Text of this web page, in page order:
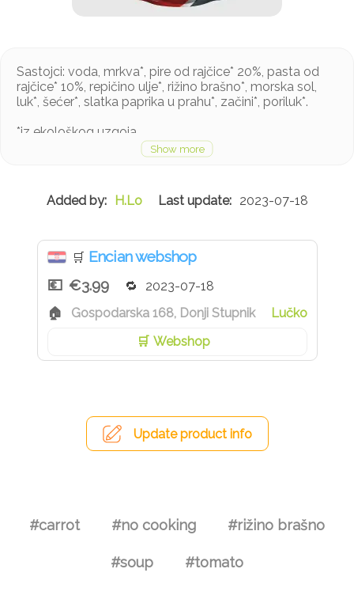
Sastojci: voda, mrkva*, pire od rajčice* 20%, pasta od
rajčice* 10%, repičino ulje*, rižino brašno*, morska sol,
luk*, šećer*, slatka paprika u prahu*, začini*, poriluk*.
*iz ekološkog uzgoja
H.Lo 2023-07-18
🛒 Encian webshop
€3.99
2023-07-18
Gospodarska 168, Donji Stupnik
Lučko
Webshop
Update product info
#carrot #no cooking #rižino brašno
#soup #tomato